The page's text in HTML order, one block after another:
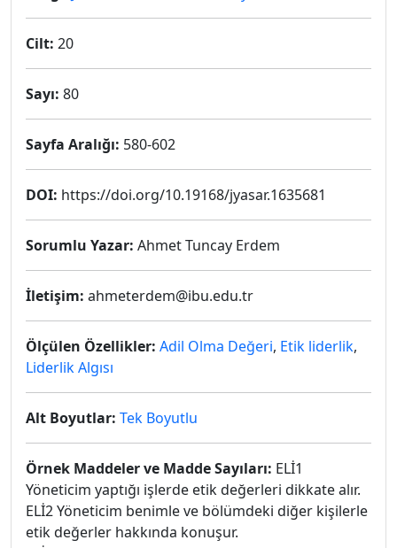
Cilt: 20
Sayı: 80
Sayfa Aralığı: 580-602
DOI: https://doi.org/10.19168/jyasar.1635681
Sorumlu Yazar: Ahmet Tuncay Erdem
İletişim: ahmeterdem@ibu.edu.tr
Ölçülen Özellikler: Adil Olma Değeri, Etik liderlik,
Liderlik Algısı
Alt Boyutlar: Tek Boyutlu
Örnek Maddeler ve Madde Sayıları: ELİ1
Yöneticim yaptığı işlerde etik değerleri dikkate alır.
ELİ2 Yöneticim benimle ve bölümdeki diğer kişilerle
etik değerler hakkında konuşur.